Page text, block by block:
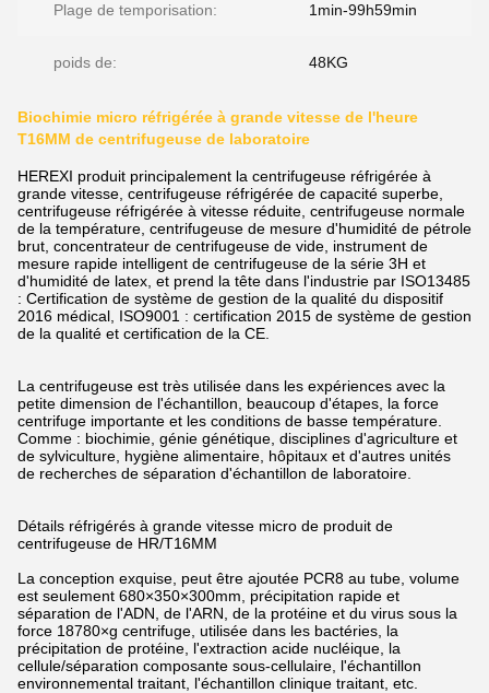
Plage de temporisation: 1min-99h59min
poids de: 48KG
Biochimie micro réfrigérée à grande vitesse de l'heure
T16MM de centrifugeuse de laboratoire
HEREXI produit principalement la centrifugeuse réfrigérée à
grande vitesse, centrifugeuse réfrigérée de capacité superbe,
centrifugeuse réfrigérée à vitesse réduite, centrifugeuse normale
de la température, centrifugeuse de mesure d'humidité de pétrole
brut, concentrateur de centrifugeuse de vide, instrument de
mesure rapide intelligent de centrifugeuse de la série 3H et
d'humidité de latex, et prend la tête dans l'industrie par ISO13485
: Certification de système de gestion de la qualité du dispositif
2016 médical, ISO9001 : certification 2015 de système de gestion
de la qualité et certification de la CE.
La centrifugeuse est très utilisée dans les expériences avec la
petite dimension de l'échantillon, beaucoup d'étapes, la force
centrifuge importante et les conditions de basse température.
Comme : biochimie, génie génétique, disciplines d'agriculture et
de sylviculture, hygiène alimentaire, hôpitaux et d'autres unités
de recherches de séparation d'échantillon de laboratoire.
Détails réfrigérés à grande vitesse micro de produit de
centrifugeuse de HR/T16MM
La conception exquise, peut être ajoutée PCR8 au tube, volume
est seulement 680×350×300mm, précipitation rapide et
séparation de l'ADN, de l'ARN, de la protéine et du virus sous la
force 18780×g centrifuge, utilisée dans les bactéries, la
précipitation de protéine, l'extraction acide nucléique, la
cellule/séparation composante sous-cellulaire, l'échantillon
environnemental traitant, l'échantillon clinique traitant, etc.